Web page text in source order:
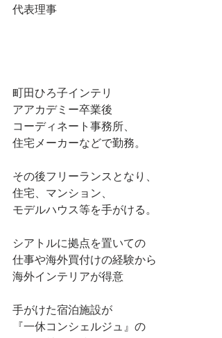
代表理事
町田ひろ子インテリ
アアカデミー卒業後
コーディネート事務所、
住宅メーカーなどで勤務。
その後フリーランスとなり、
住宅、マンション、
モデルハウス等を手がける。
シアトルに拠点を置いての
仕事や海外買付けの経験から
海外インテリアが得意
手がけた宿泊施設が
『一休コンシェルジュ』の